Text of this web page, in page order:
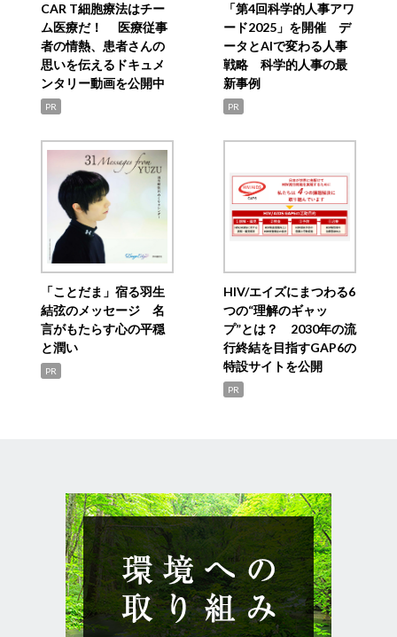
CAR T細胞療法はチー
ム医療だ！ 医療従事
者の情熱、患者さんの
思いを伝えるドキュメ
ンタリー動画を公開中
PR
「第4回科学的人事アワ
ード2025」を開催 デ
ータとAIで変わる人事
戦略 科学的人事の最
新事例
PR
「ことだま」宿る羽生
結弦のメッセージ 名
言がもたらす心の平穏
と潤い
PR
HIV/エイズにまつわる6
つの“理解のギャッ
プ”とは？ 2030年の流
行終結を目指すGAP6の
特設サイトを公開
PR